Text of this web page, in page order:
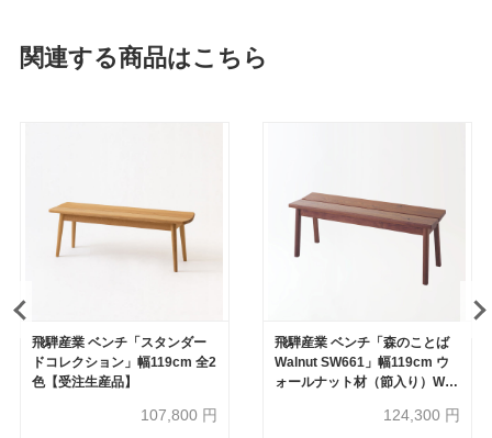
関連する商品はこちら
飛騨産業 ベンチ「スタンダー
ドコレクション」幅119cm 全2
色【受注生産品】
107,800 円
飛騨産業 ベンチ「森のことば
Walnut SW661」幅119cm ウ
ォールナット材（節入り）WA
124,300 円